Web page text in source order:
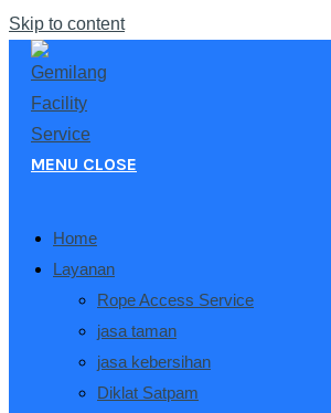
Skip to content
MENU CLOSE
Home
Layanan
Rope Access Service
jasa taman
jasa kebersihan
Diklat Satpam